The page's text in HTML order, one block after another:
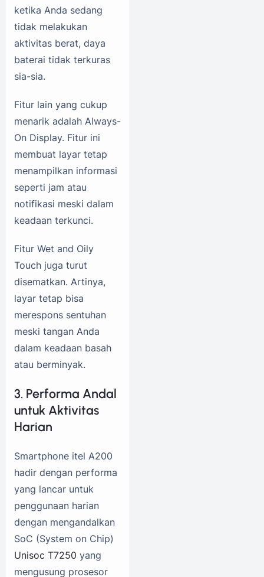
ketika Anda sedang
tidak melakukan
aktivitas berat, daya
baterai tidak terkuras
sia-sia.
Fitur lain yang cukup
menarik adalah Always-
On Display. Fitur ini
membuat layar tetap
menampilkan informasi
seperti jam atau
notifikasi meski dalam
keadaan terkunci.
Fitur Wet and Oily
Touch juga turut
disematkan. Artinya,
layar tetap bisa
merespons sentuhan
meski tangan Anda
dalam keadaan basah
atau berminyak.
3. Performa Andal
untuk Aktivitas
Harian
Smartphone itel A200
hadir dengan performa
yang lancar untuk
penggunaan harian
dengan mengandalkan
SoC (System on Chip)
Unisoc T7250 yang
mengusung prosesor